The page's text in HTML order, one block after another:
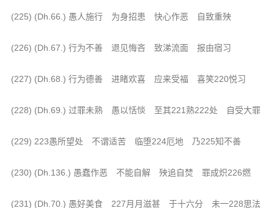
学报论集
信息公告
活动记录
西园风光
(225) (Dh.66.) 愚人施行 为身招患 快心作恶 自致重殃
(226) (Dh.67.) 行为不善 退见悔吝 致涕流面 报由宿习
(227) (Dh.68.) 行为德善 进睹欢喜 应来受福 喜笑220悦习
(228) (Dh.69.) 过罪未熟 愚以恬惔 至其221熟222处 自受大罪
(229) 223愚所望处 不谓适苦 临堕224厄地 乃225知不善
(230) (Dh.136.) 愚蠢作恶 不能自解 殃追自焚 罪成炽226燃
(231) (Dh.70.) 愚好美食 227月月滋甚 于十六分 未一228思法